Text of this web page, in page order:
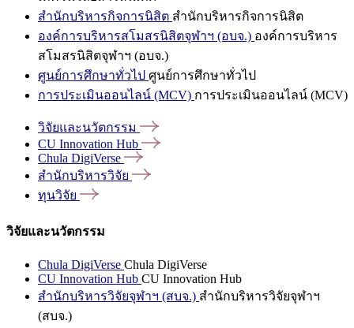
สำนักบริหารกิจการนิสิต สำนักบริหารกิจการนิสิต
องค์การบริหารสโมสรนิสิตจุฬาฯ (อบจ.) องค์การบริหาร
สโมสรนิสิตจุฬาฯ (อบจ.)
ศูนย์การศึกษาทั่วไป ศูนย์การศึกษาทั่วไป
การประเมินออนไลน์ (MCV) การประเมินออนไลน์ (MCV)
วิจัยและนวัตกรรม
CU Innovation Hub
Chula DigiVerse
สำนักบริหารวิจัย
ทุนวิจัย
วิจัยและนวัตกรรม
Chula DigiVerse Chula DigiVerse
CU Innovation Hub CU Innovation Hub
สำนักบริหารวิจัยจุฬาฯ (สบจ.) สำนักบริหารวิจัยจุฬาฯ
(สบจ.)